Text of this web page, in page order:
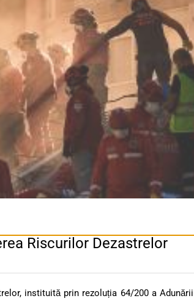
Riscurilor Dezastrelor
instituită prin rezoluția 64/200 a